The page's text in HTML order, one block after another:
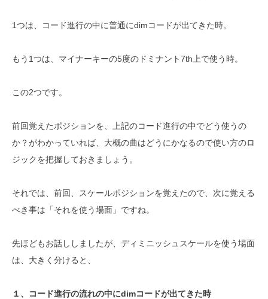
1つは、コード進行の中に普通にdimコードが出てきた時。
もう1つは、マイナーキーの5度のドミナント7th上で使う時。
この2つです。
前回覚えたポジションを、上記のコード進行の中でどう使うの
か？がわかっていれば、大概の曲はどうにかなるので使い方のロ
ジックを把握しておきましょう。
それでは、前回、スケールポジションを覚えたので、次に覚える
べき事は「それを使う場面」ですね。
先ほどもお話ししましたが、ディミニッシュスケールを使う場面
は、大きく分けると、
１、コード進行の流れの中にdimコードが出てきた時